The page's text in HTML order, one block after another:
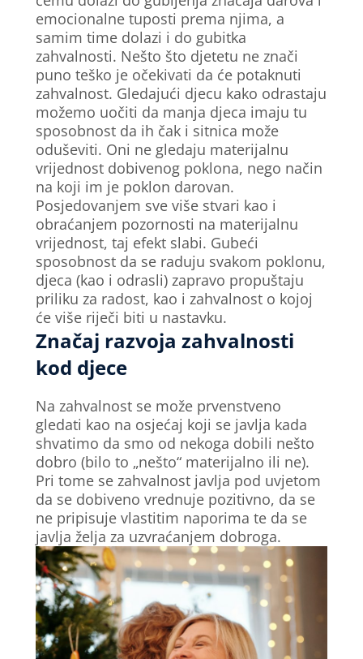
emocionalne tuposti prema njima, a
samim time dolazi i do gubitka
zahvalnosti. Nešto što djetetu ne znači
puno teško je očekivati da će potaknuti
zahvalnost. Gledajući djecu kako odrastaju
možemo uočiti da manja djeca imaju tu
sposobnost da ih čak i sitnica može
oduševiti. Oni ne gledaju materijalnu
vrijednost dobivenog poklona, nego način
na koji im je poklon darovan.
Posjedovanjem sve više stvari kao i
obraćanjem pozornosti na materijalnu
vrijednost, taj efekt slabi. Gubeći
sposobnost da se raduju svakom poklonu,
djeca (kao i odrasli) zapravo propuštaju
priliku za radost, kao i zahvalnost o kojoj
će više riječi biti u nastavku.
Značaj razvoja zahvalnosti
kod djece
Na zahvalnost se može prvenstveno
gledati kao na osjećaj koji se javlja kada
shvatimo da smo od nekoga dobili nešto
dobro (bilo to „nešto“ materijalno ili ne).
Pri tome se zahvalnost javlja pod uvjetom
da se dobiveno vrednuje pozitivno, da se
ne pripisuje vlastitim naporima te da se
javlja želja za uzvraćanjem dobroga.